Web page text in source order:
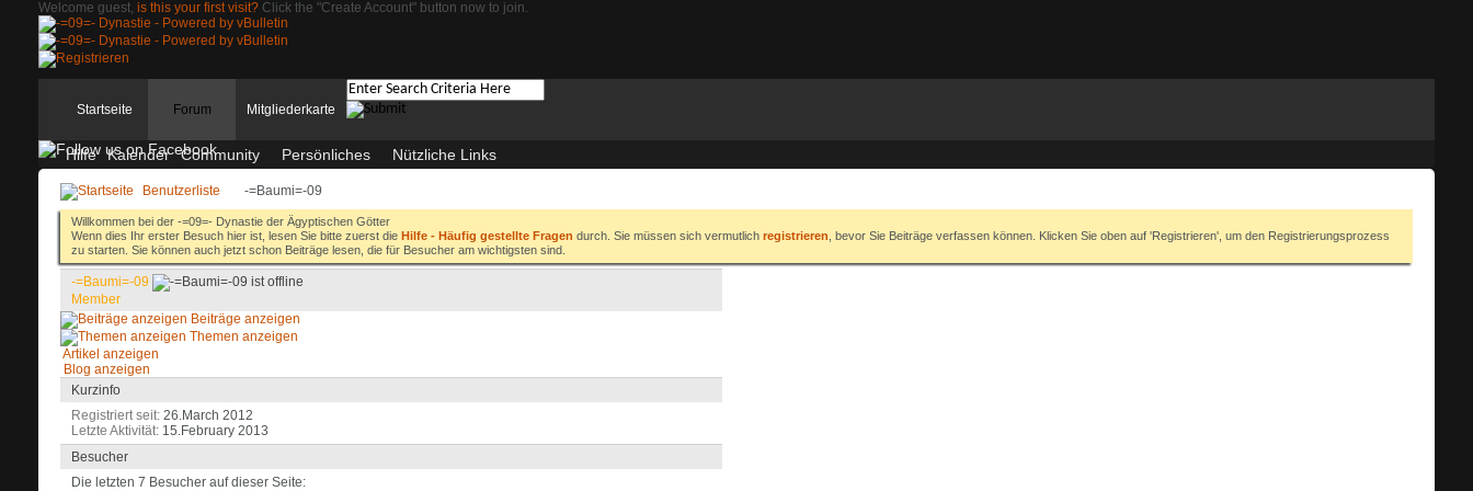
Welcome guest, is this your first visit? Click the "Create Account" button now to join.
Startseite Forum
Hilfe Kalender Community Persönliches Nützliche Links
Mitgliederkarte
Benutzerliste -=Baumi=-09
Willkommen bei der -=09=- Dynastie der Ägyptischen Götter
Wenn dies Ihr erster Besuch hier ist, lesen Sie bitte zuerst die Hilfe - Häufig gestellte Fragen durch. Sie müssen sich vermutlich registrieren , bevor Sie Beiträge verfassen können. Klicken Sie oben auf 'Registrieren', um den Registrierungsprozess
zu starten. Sie können auch jetzt schon Beiträge lesen, die für Besucher am wichtigsten sind.
-=Baumi=-09
Member
Beiträge anzeigen
Themen anzeigen
Artikel anzeigen
Blog anzeigen
Kurzinfo
Registriert seit 26.March 2012
Letzte Aktivität 15.February 2013
Besucher
Die letzten 7 Besucher auf dieser Seite: